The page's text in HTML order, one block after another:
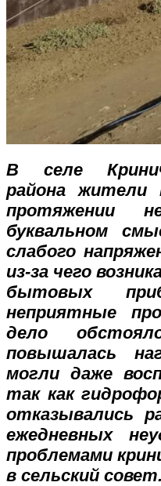
В селе
района жители
протяжении
буквальном
слабого
из-за чего
бытовых
неприятные
дело
повышалась
могли даже
так как
отказывались
ежедневных
проблемами
в сельский совет.